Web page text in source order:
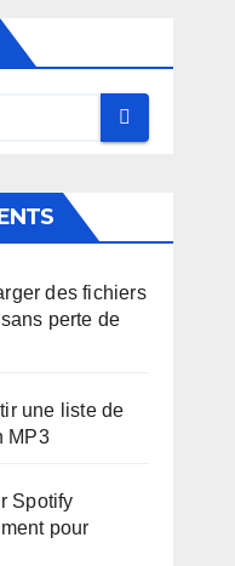
des fichiers
perte de
une liste de
MP3
Spotify
pour